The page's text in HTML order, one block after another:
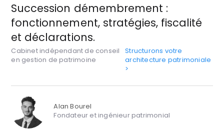
Succession démembrement :
fonctionnement, stratégies, fiscalité
et déclarations.
Cabinet indépendant de conseil
en gestion de patrimoine
Structurons votre
architecture patrimoniale
>
Alan Bourel
Fondateur et ingénieur patrimonial